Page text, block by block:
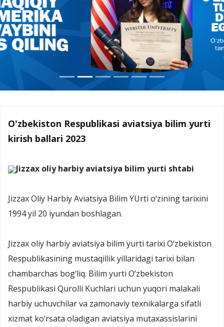
O'zbekiston Respublikasi aviatsiya bilim yurti
kirish ballari 2023
Jizzax oliy harbiy aviatsiya bilim yurti shtabi
Jizzax Oliy Harbiy Aviatsiya Bilim YUrti o‘zining tarixini
1994 yil 20 iyundan boshlagan.
Jizzax oliy harbiy aviatsiya bilim yurti tarixi O‘zbekiston
Respublikasining mustaqillik yillaridagi tarixi bilan
chambarchas bog‘liq. Bilim yurti O‘zbekiston
Respublikasi Qurolli Kuchlari uchun yuqori malakali
harbiy uchuvchilar va zamonaviy texnikalarga sifatli
xizmat ko‘rsata oladigan aviatsiya mutaxassislarini